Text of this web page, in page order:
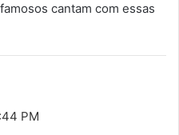
cantam com essas
PM